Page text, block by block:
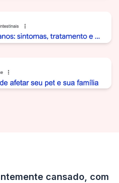
cansado, com